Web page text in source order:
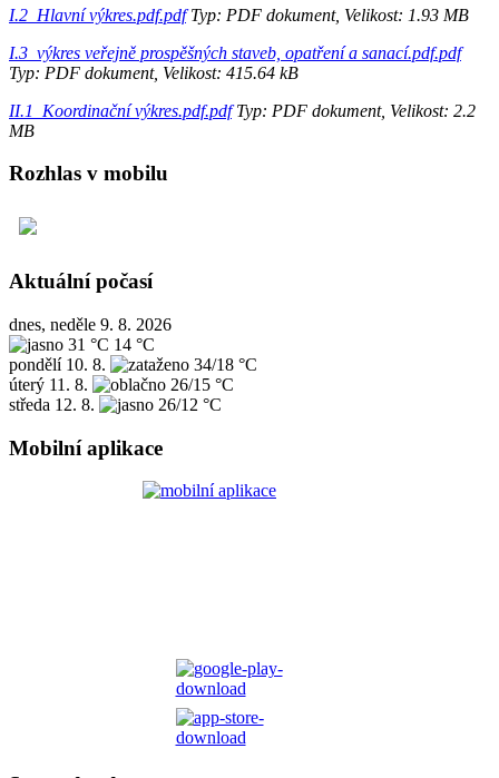
I.2_Hlavní výkres.pdf.pdfTyp: PDF dokument, Velikost: 1.93 MB
I.3_výkres veřejně prospěšných staveb, opatření a sanací.pdf.pdf
Typ: PDF dokument, Velikost: 415.64 kB
II.1_Koordinační výkres.pdf.pdfTyp: PDF dokument, Velikost: 2.2
MB
Rozhlas v mobilu
Aktuální počasí
dnes, neděle 9. 8. 2026
31 °C 14 °C
pondělí 10. 8.
34/18 °C
úterý 11. 8.
26/15 °C
středa 12. 8. 26/12 °C
Mobilní aplikace